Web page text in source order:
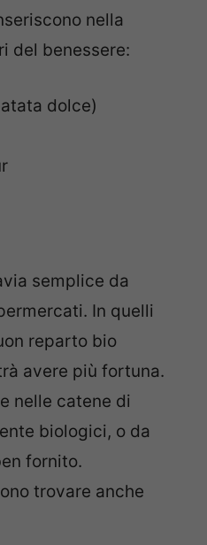
nella
del benessere:
dolce)
semplice da
In quelli
reparto bio
avere più fortuna.
nelle catene di
biologici, o da
fornito.
trovare anche